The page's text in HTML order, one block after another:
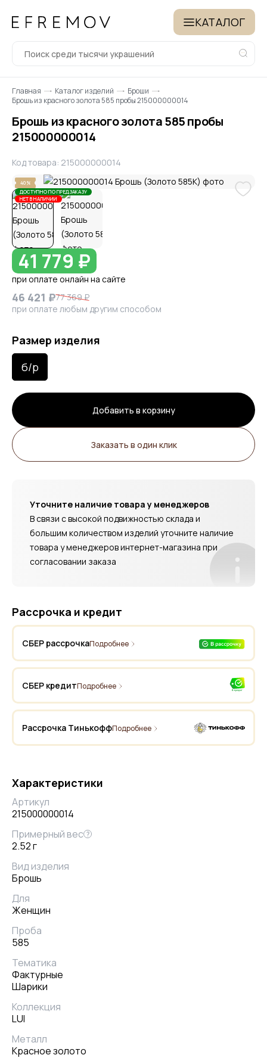
КАТАЛОГ
Главная Каталог изделий
Броши
Брошь из красного золота 585 пробы 215000000014
Брошь из красного золота 585 пробы
215000000014
Код товара: 215000000014
40%
ДОСТУПНО ПО ПРЕДЗАКАЗУ
НЕТ В НАЛИЧИИ
41 779 ₽
при оплате онлайн на сайте
46 421 ₽77 369 ₽
при оплате любым другим способом
Размер изделия
б/р
Добавить в корзину
Заказать в один клик
Уточните наличие товара у менеджеров
В связи с высокой подвижностью склада и
большим количеством изделий уточните наличие
товара у менеджеров интернет-магазина при
согласовании заказа
Рассрочка и кредит
СБЕР рассрочкаПодробнее
СБЕР кредитПодробнее
Рассрочка ТинькоффПодробнее
Характеристики
Артикул
215000000014
Примерный вес ?
2.52 г
Вид изделия
Брошь
Для
Женщин
Проба
585
Тематика
Фактурные
Шарики
Коллекция
LUI
Металл
Красное золото